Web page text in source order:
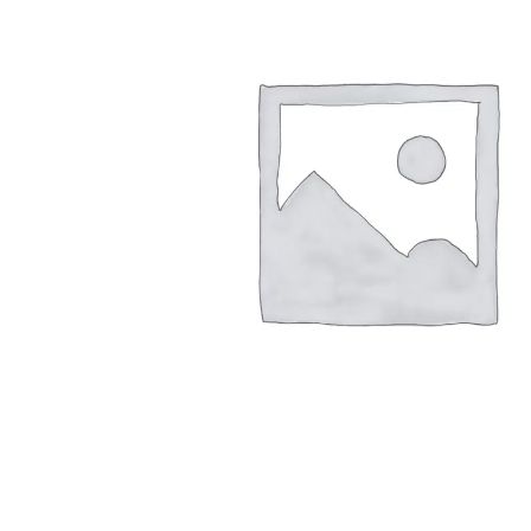
Arbres fruitiers
Plantes méditerranéennes et exotiques
Plantes
Plantes
Plantes
Plantes
Plantes